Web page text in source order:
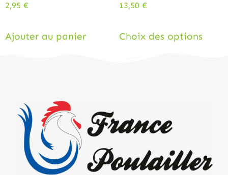
2,95 €
Ajouter au panier
13,50 €
Choix des options